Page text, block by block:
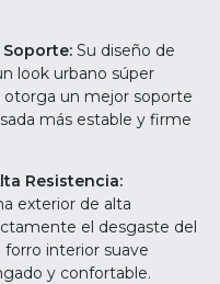
Su diseño de
look urbano súper
otorga un mejor soporte
más estable y firme
Resistencia:
exterior de alta
el desgaste del
forro interior suave
y confortable.